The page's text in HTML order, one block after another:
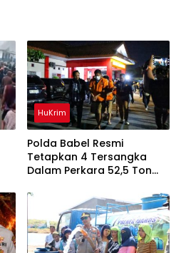
HuKrim
Polda Babel Resmi
Tetapkan 4 Tersangka
Dalam Perkara 52,5 Ton
Belitung